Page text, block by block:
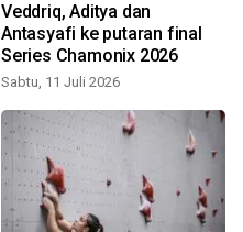
Veddriq, Aditya dan
Antasyafi ke putaran final
Series Chamonix 2026
Sabtu, 11 Juli 2026